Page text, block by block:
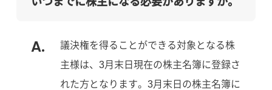
議決権を得ることができる対象となる株
主様は、3月末日現在の株主名簿に登録さ
れた方となります。3月末日の株主名簿に